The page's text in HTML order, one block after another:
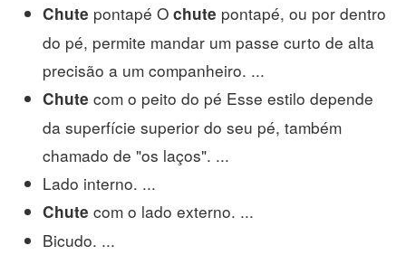
Chute pontapé O chute pontapé, ou por dentro
do pé, permite mandar um passe curto de alta
precisão a um companheiro. ...
Chute com o peito do pé Esse estilo depende
da superfície superior do seu pé, também
chamado de "os laços". ...
Lado interno. ...
Chute com o lado externo. ...
Bicudo. ...